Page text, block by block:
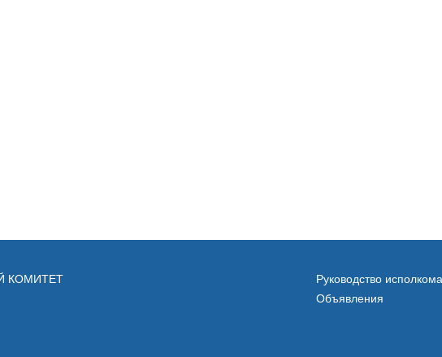
КОМИТЕТ
Руководство исполкома
Объявления